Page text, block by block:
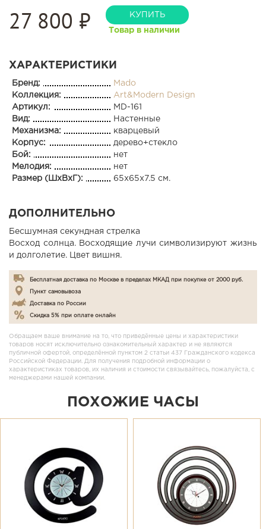
27 800 ₽ КУПИТЬ
Товар в наличии
ХАРАКТЕРИСТИКИ
Бренд:
Mado
Коллекция:
Art&Modern Design
Артикул:
MD-161
Вид:
Настенные
Механизма:
кварцевый
Корпус:
дерево+стекло
Бой:
нет
Мелодия:
нет
Размер (ШхВхГ):
65x65x7.5 см.
ДОПОЛНИТЕЛЬНО
Бесшумная секундная стрелка
Восход солнца. Восходящие лучи символизируют жизнь
и долголетие. Цвет вишня.
Бесплатная доставка по Москве в пределах МКАД при покупке от 2000 руб.
Пункт самовывоза
Доставка по России
Скидка 5% при оплате онлайн
Обращаем ваше внимание на то, что приведённые цены и характеристики
товаров носят исключительно ознакомительный характер и не являются
публичной офертой, определённой пунктом 2 статьи 437 Гражданского кодекса
Российской Федерации. Для получения подробной информации о
характеристиках товаров, их наличия и стоимости связывайтесь, пожалуйста, с
менеджерами нашей компании.
ПОХОЖИЕ ЧАСЫ